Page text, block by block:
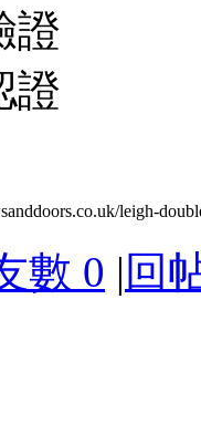
證
證
leigh-
數 0 | 回